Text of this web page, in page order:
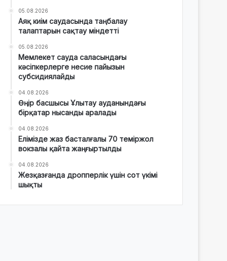
05.08.2026
Аяқ киім саудасында таңбалау
талаптарын сақтау міндетті
05.08.2026
Мемлекет сауда саласындағы
кәсіпкерлерге несие пайызын
субсидиялайды
04.08.2026
Өңір басшысы Ұлытау ауданындағы
бірқатар нысанды аралады
04.08.2026
Елімізде жаз басталғалы 70 теміржол
вокзалы қайта жаңғыртылды
04.08.2026
Жезқазғанда дропперлік үшін сот үкімі
шықты